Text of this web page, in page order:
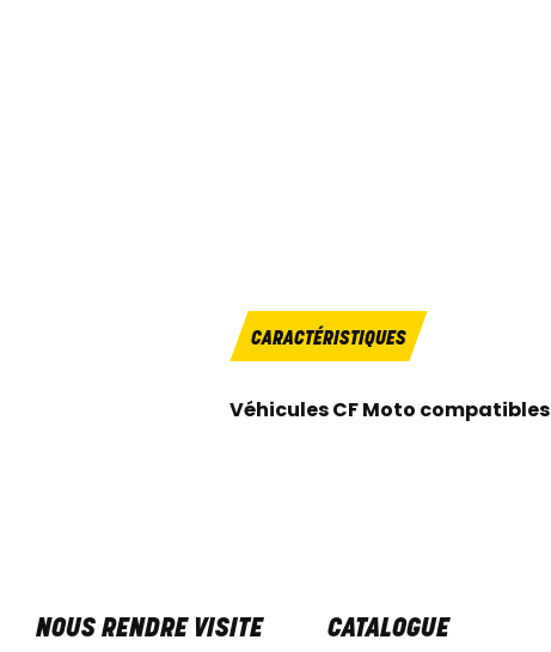
CARACTÉRISTIQUES
Véhicules CF Moto compatibles
NOUS RENDRE VISITE CATALOGUE